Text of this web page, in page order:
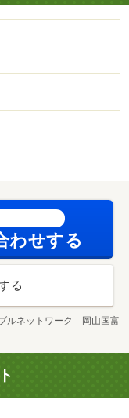
わせする
る
ルネットワーク 岡山国富